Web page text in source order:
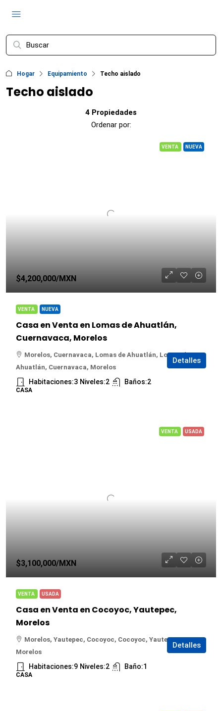
Hogar Equipamiento Techo aislado
Techo aislado
4 Propiedades
Ordenar por:
VENTA NUEVA
$4,200,000/MXN
VENTA NUEVA
Casa en Venta en Lomas de Ahuatlán,
Cuernavaca, Morelos
Morelos, Cuernavaca, Lomas de Ahuatlán, Lomas de
Ahuatlán, Cuernavaca, Morelos
Habitaciones:3 Niveles:2 Baños:2
CASA
Detalles
VENTA USADA
$3,100,000/MXN
VENTA USADA
Casa en Venta en Cocoyoc, Yautepec,
Morelos
Morelos, Yautepec, Cocoyoc, Cocoyoc, Yautepec,
Morelos
Habitaciones:9 Niveles:2 Baño:1
CASA
Detalles